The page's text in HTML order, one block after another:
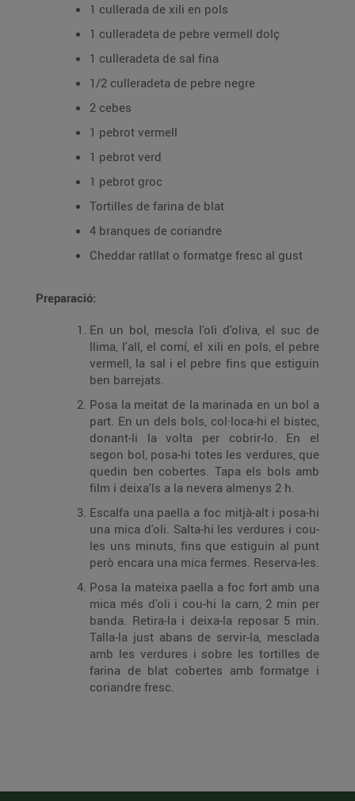
1 cullerada de xili en pols
1 culleradeta de pebre vermell dolç
1 culleradeta de sal fina
1/2 culleradeta de pebre negre
2 cebes
1 pebrot vermell
1 pebrot verd
1 pebrot groc
Tortilles de farina de blat
4 branques de coriandre
Cheddar ratllat o formatge fresc al gust
Preparació:
En un bol, mescla l'oli d'oliva, el suc de
llima, l'all, el comí, el xili en pols, el pebre
vermell, la sal i el pebre fins que estiguin
ben barrejats.
Posa la meitat de la marinada en un bol a
part. En un dels bols, col·loca-hi el bistec,
donant-li la volta per cobrir-lo. En el
segon bol, posa-hi totes les verdures, que
quedin ben cobertes. Tapa els bols amb
film i deixa'ls a la nevera almenys 2 h.
Escalfa una paella a foc mitjà-alt i posa-hi
una mica d'oli. Salta-hi les verdures i cou-
les uns minuts, fins que estiguin al punt
però encara una mica fermes. Reserva-les.
Posa la mateixa paella a foc fort amb una
mica més d'oli i cou-hi la carn, 2 min per
banda. Retira-la i deixa-la reposar 5 min.
Talla-la just abans de servir-la, mesclada
amb les verdures i sobre les tortilles de
farina de blat cobertes amb formatge i
coriandre fresc.